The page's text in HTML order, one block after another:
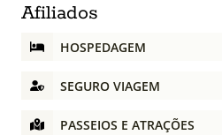
Afiliados
HOSPEDAGEM
SEGURO VIAGEM
PASSEIOS E ATRAÇÕES